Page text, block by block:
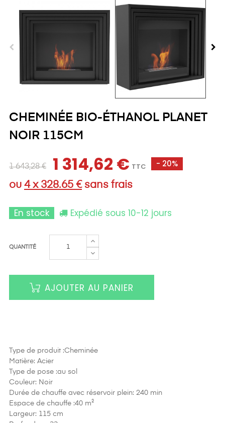
CHEMINÉE BIO-ÉTHANOL PLANET
NOIR 115CM
1 643,28 € 1 314,62 € TTC - 20%
ou 4 x 328.65 €sans frais
En stock Expédié sous 10-12 jours
QUANTITÉ
AJOUTER AU PANIER
Type de produit :Cheminée
Matière: Acier
Type de pose :au sol
Couleur: Noir
Durée de chauffe avec réservoir plein: 240 min
Espace de chauffe :40 m²
Largeur: 115 cm